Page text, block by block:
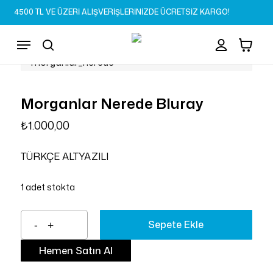
Skip
to
content
4500 TL VE ÜZERİ ALIŞVERİŞLERİNİZDE ÜCRETSİZ KARGO!
search
Menu Sepet Close
Cart
Morganlar Nerede Bluray
₺1.000,00
TÜRKÇE ALTYAZILI
1 adet stokta
Sepete Ekle
Hemen Satın Al